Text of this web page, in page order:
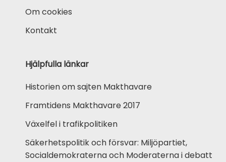
Om cookies
Kontakt
Hjälpfulla länkar
Historien om sajten Makthavare
Framtidens Makthavare 2017
Växelfel i trafikpolitiken
Säkerhetspolitik och försvar: Miljöpartiet,
Socialdemokraterna och Moderaterna i debatt